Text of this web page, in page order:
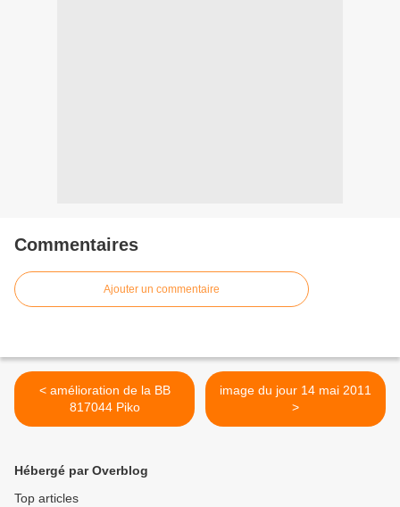
Commentaires
Ajouter un commentaire
< amélioration de la BB
817044 Piko
image du jour 14 mai 2011
>
Hébergé par Overblog
Top articles